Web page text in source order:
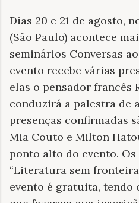
Dias 20 e 21 de agosto,
(São Paulo) acontece
seminários Conversas
evento recebe várias
elas o pensador francês
conduzirá a palestra de
presenças confirmadas
Mia Couto e Milton
ponto alto do evento.
“Literatura sem
evento é gratuita, tendo